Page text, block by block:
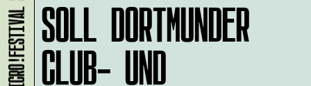
SOLL DORTMUNDER
CLUB- UND